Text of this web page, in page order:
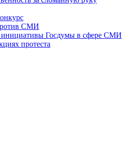
СМИ
инициативы Госдумы в сфере СМИ
протеста